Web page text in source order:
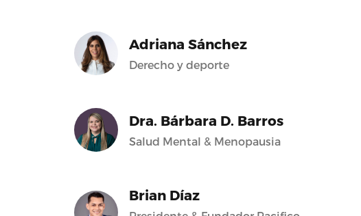
Adriana Sánchez
Derecho y deporte
Dra. Bárbara D. Barros
Salud Mental & Menopausia
Brian Díaz